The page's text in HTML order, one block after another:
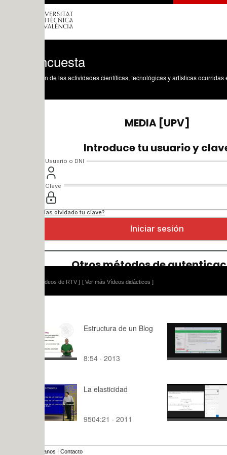
de las actividades científicas, tecnológicas y artísticas ocurridas en los tres
[ Ver más Vídeos didácticos ]
Estructura de un Blog
8:54 · 2013
08
9:03 · 2026
La elasticidad
9504:21 · 2011
2:11 · 2026